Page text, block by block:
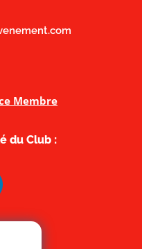
Membre
du Club :